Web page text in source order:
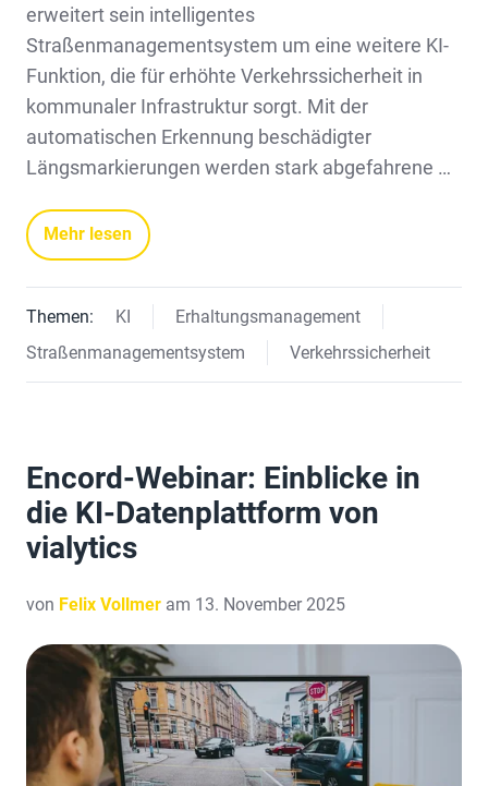
erweitert sein intelligentes
Straßenmanagementsystem um eine weitere KI-
Funktion, die für erhöhte Verkehrssicherheit in
kommunaler Infrastruktur sorgt. Mit der
automatischen Erkennung beschädigter
Längsmarkierungen werden stark abgefahrene …
Mehr lesen
Themen: KI
Erhaltungsmanagement
Straßenmanagementsystem
Verkehrssicherheit
Encord-Webinar: Einblicke in
die KI-Datenplattform von
vialytics
von Felix Vollmer am 13. November 2025